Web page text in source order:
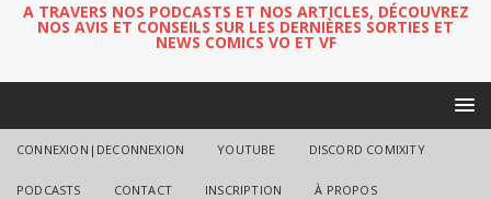
A TRAVERS NOS PODCASTS ET NOS ARTICLES, DÉCOUVREZ
NOS AVIS ET CONSEILS SUR LES DERNIÈRES SORTIES ET
NEWS COMICS VO ET VF
CONNEXION|DECONNEXION YOUTUBE DISCORD COMIXITY
PODCASTS CONTACT INSCRIPTION À PROPOS